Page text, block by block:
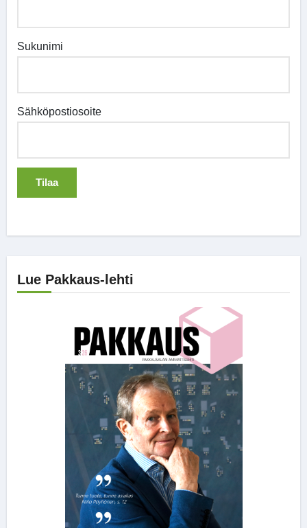
Sukunimi
Sähköpostiosoite
Lue Pakkaus-lehti